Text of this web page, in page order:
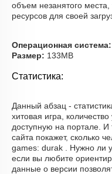
объем незанятого места,
ресурсов для своей
Операционная система:
Размер: 133MB
Статистика:
Данный абзац -
хитовая игра,
доступную на портале. И
сайта покажет, сколько
games: durak . Нужно ли
если вы любите
данные о версии